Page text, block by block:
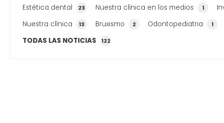
TODAS LAS NOTICIAS 122
Estética dental 23 Nuestra clínica en los medios 1
Nuestra clínica 13 Bruxismo 2 Odontopediatria 1